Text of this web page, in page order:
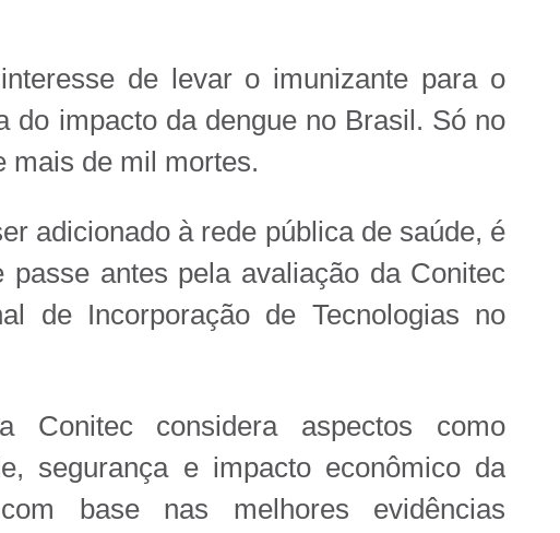
de levar o imunizante para o
do impacto da dengue no Brasil. Só no
mais de mil mortes.
adicionado à rede pública de saúde, é
passe antes pela avaliação da Conitec
de Incorporação de Tecnologias no
Conitec considera aspectos como
segurança e impacto econômico da
base nas melhores evidências